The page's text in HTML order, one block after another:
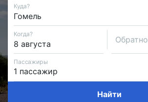
Куда?
Когда?
Обратно
Пассажиры
Найти